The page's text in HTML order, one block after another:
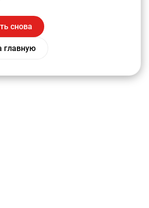
снова
главную